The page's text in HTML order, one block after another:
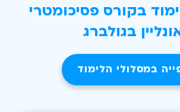
בקורס פסיכומטרי
בגולברג
במסלולי הלימוד